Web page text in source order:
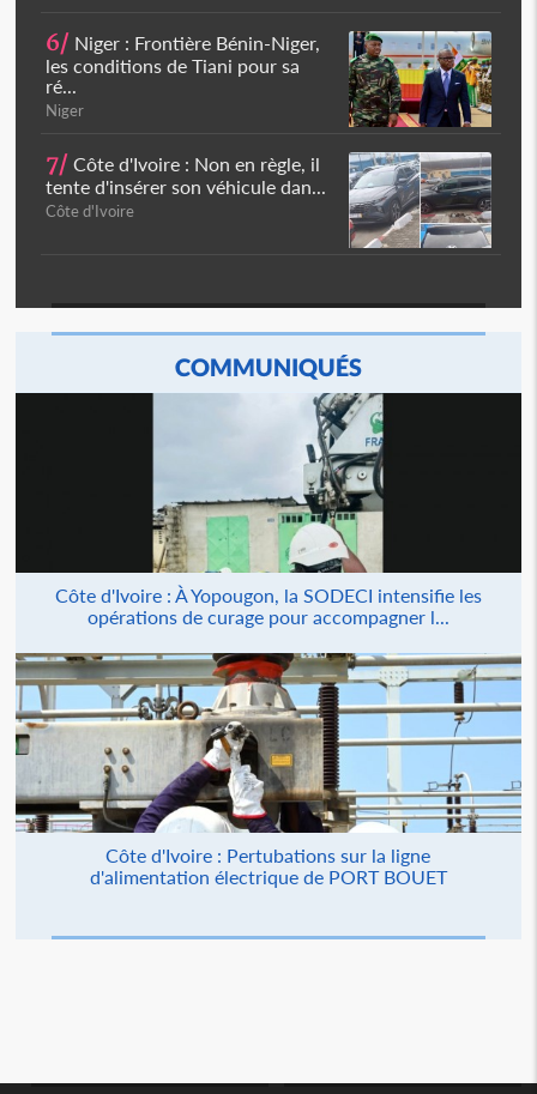
6/ Niger : Frontière Bénin-Niger,
les conditions de Tiani pour sa
ré...
Niger
7/ Côte d'Ivoire : Non en règle, il
tente d'insérer son véhicule dan...
Côte d'Ivoire
COMMUNIQUÉS
Côte d'Ivoire : À Yopougon, la SODECI intensifie les
opérations de curage pour accompagner l...
Côte d'Ivoire : Pertubations sur la ligne
d'alimentation électrique de PORT BOUET